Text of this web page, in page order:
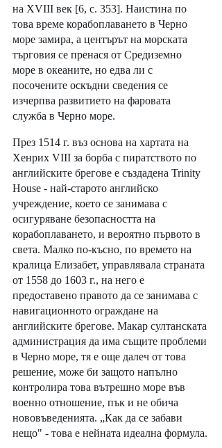
на XVIII век [6, с. 353]. Наистина по
това време корабоплаването в Черно
море замира, а центърът на морската
търговия се пренася от Средиземно
море в океаните, но едва ли с
посочените оскъдни сведения се
изчерпва развитието на фаровата
служба в Черно море.
През 1514 г. въз основа на хартата на
Хенрих VIII за борба с пиратството по
английските брегове е създадена Trinity
House - най-старото английско
учреждение, което се занимава с
осигуряване безопасността на
корабоплаването, и вероятно първото в
света. Малко по-късно, по времето на
кралица Елизабет, управлявала страната
от 1558 до 1603 г., на него е
предоставено правото да се занимава с
навигационното ограждане на
английските брегове. Макар султанската
администрация да има същите проблеми
в Черно море, тя е още далеч от това
решение, може би защото напълно
контролира това вътрешно море във
военно отношение, пък и не обича
нововъведенията. „Как да се забави
нещо" - това е нейната идеална формула.